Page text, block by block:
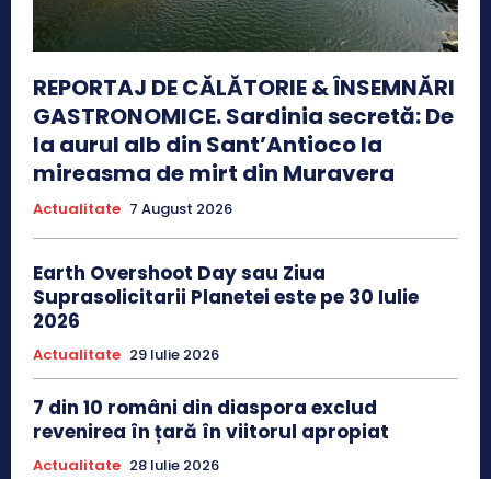
REPORTAJ DE CĂLĂTORIE & ÎNSEMNĂRI
GASTRONOMICE. Sardinia secretă: De
la aurul alb din Sant’Antioco la
mireasma de mirt din Muravera
Actualitate 7 August 2026
Earth Overshoot Day sau Ziua
Suprasolicitarii Planetei este pe 30 Iulie
2026
Actualitate 29 Iulie 2026
7 din 10 români din diaspora exclud
revenirea în țară în viitorul apropiat
Actualitate 28 Iulie 2026